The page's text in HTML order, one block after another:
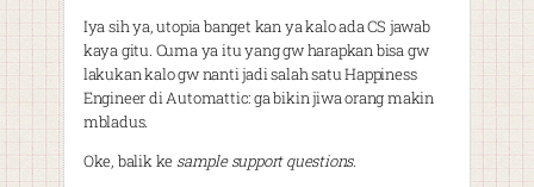
Iya sih ya, utopia banget kan ya kalo ada CS jawab
kaya gitu. Cuma ya itu yang gw harapkan bisa gw
lakukan kalo gw nanti jadi salah satu Happiness
Engineer di Automattic: ga bikin jiwa orang makin
mbladus.
Oke, balik ke sample support questions.